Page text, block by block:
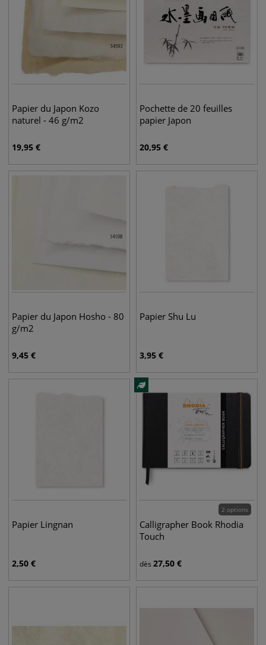
Papier du Japon Kozo
naturel - 46 g/m2
19,95 €
Pochette de 20 feuilles
papier Japon
20,95 €
Papier du Japon Hosho - 80
g/m2
9,45 €
Papier Shu Lu
3,95 €
Papier Lingnan
2,50 €
2 options
Calligrapher Book Rhodia
Touch
dès 27,50 €